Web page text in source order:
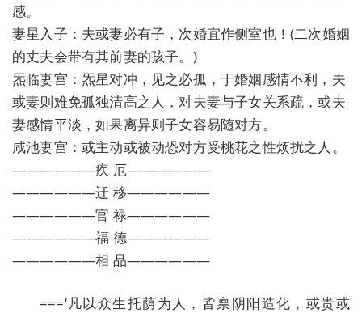
感。
妻星入子：夫或妻必有子，次婚宜作侧室也！(二次婚姻
的丈夫会带有其前妻的孩子。)
炁临妻宫：炁星对冲，见之必孤，于婚姻感情不利，夫
或妻则难免孤独清高之人，对夫妻与子女关系疏，或夫
妻感情平淡，如果离异则子女容易随对方。
咸池妻宫：或主动或被动恐对方受桃花之性烦扰之人。
——————疾 厄——————
——————迁 移——————
——————官 禄——————
——————福 德——————
——————相 品——————
===‘凡以众生托荫为人，皆禀阴阳造化，或贵或